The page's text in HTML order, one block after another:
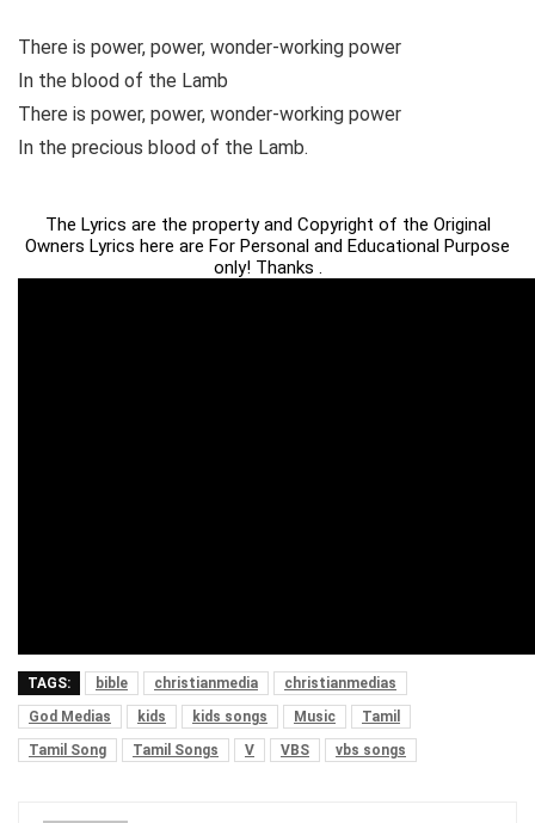
There is power, power, wonder-working power
In the blood of the Lamb
There is power, power, wonder-working power
In the precious blood of the Lamb.
The Lyrics are the property and Copyright of the Original
Owners Lyrics here are For Personal and Educational Purpose
only! Thanks .
TAGS: bible christianmedia
christianmedias
God Medias
kids kids songs Music
Tamil
Tamil Song
Tamil Songs V VBS vbs songs